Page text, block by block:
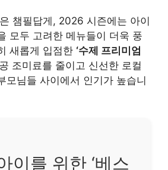
챔필답게, 2026 시즌에는 아이
모두 고려한 메뉴들이 더욱 풍
새롭게 입점한 ‘수제 프리미엄
조미료를 줄이고 신선한 로컬
모님들 사이에서 인기가 높습니
이를 위한 ‘베스